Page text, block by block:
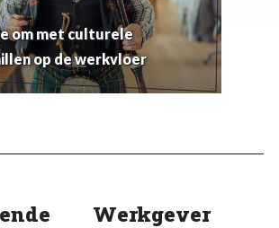
om met culturele
op de werkvloer
Werkgever